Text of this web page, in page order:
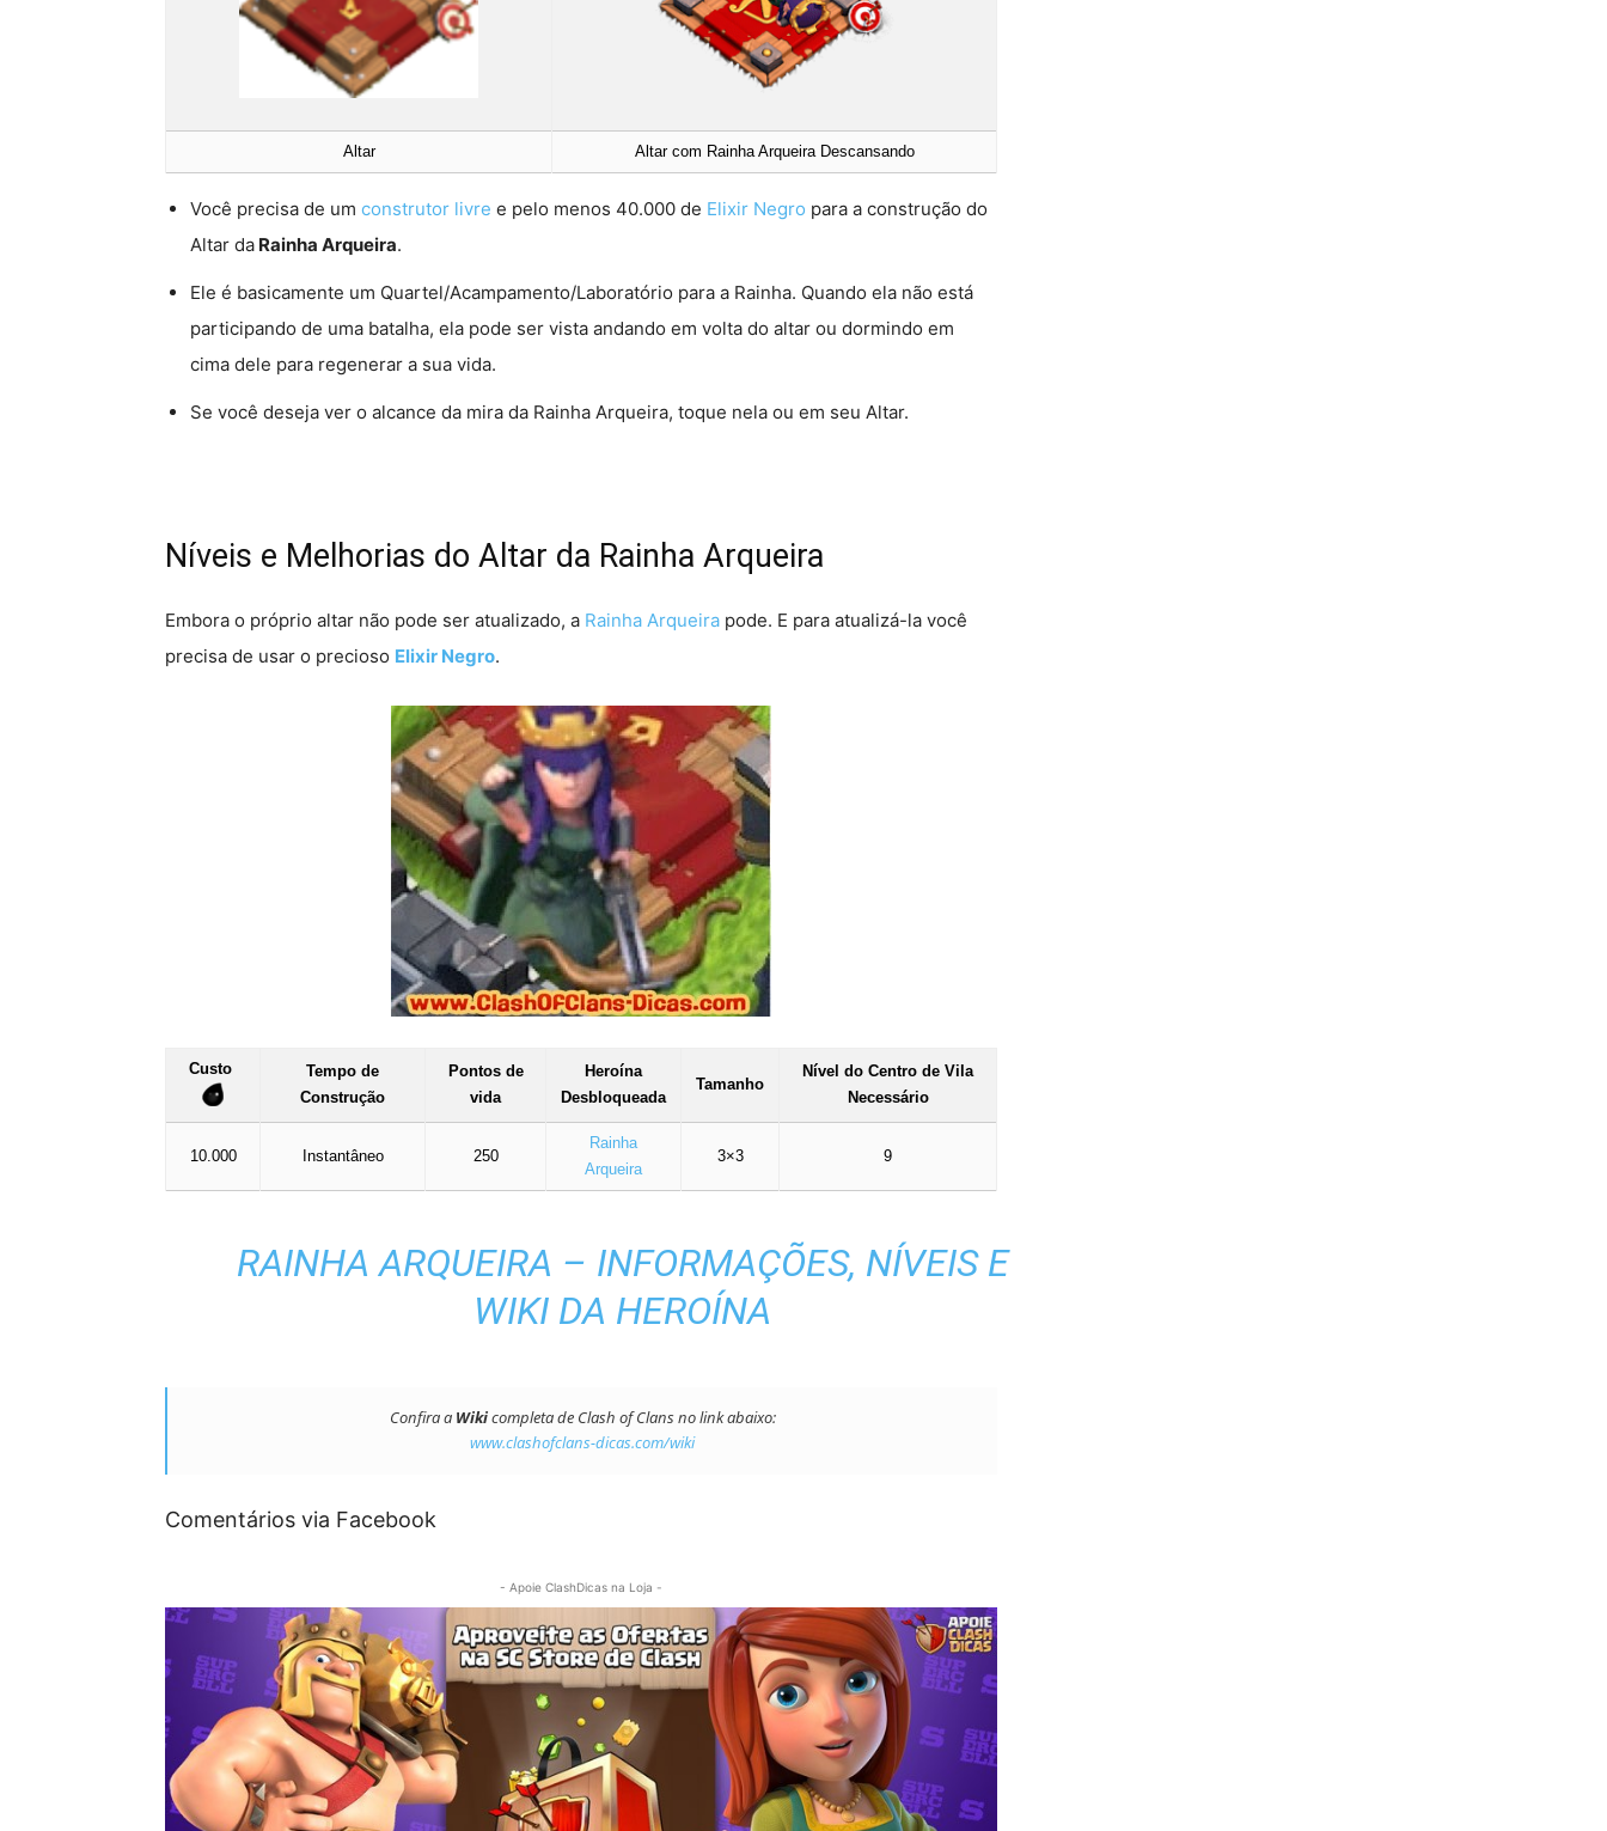
Altar Altar com Rainha Arqueira Descansando
Você precisa de um construtor livre e pelo menos 40.000 de Elixir Negro para a construção do
Altar da Rainha Arqueira.
Ele é basicamente um Quartel/Acampamento/Laboratório para a Rainha. Quando ela não está
participando de uma batalha, ela pode ser vista andando em volta do altar ou dormindo em
cima dele para regenerar a sua vida.
Se você deseja ver o alcance da mira da Rainha Arqueira, toque nela ou em seu Altar.
Níveis e Melhorias do Altar da Rainha Arqueira
Embora o próprio altar não pode ser atualizado, a Rainha Arqueira pode. E para atualizá-la você
precisa de usar o precioso Elixir Negro.
Custo
Tempo de
Construção
Pontos de
vida
Heroína
Desbloqueada
Tamanho
Nível do Centro de Vila
Necessário
10.000 Instantâneo 250
Rainha
Arqueira
3×3 9
RAINHA ARQUEIRA – INFORMAÇÕES, NÍVEIS E
WIKI DA HEROÍNA
Confira a Wikicompleta de Clash of Clans no link abaixo:
www.clashofclans-dicas.com/wiki
Comentários via Facebook
- Apoie ClashDicas na Loja -